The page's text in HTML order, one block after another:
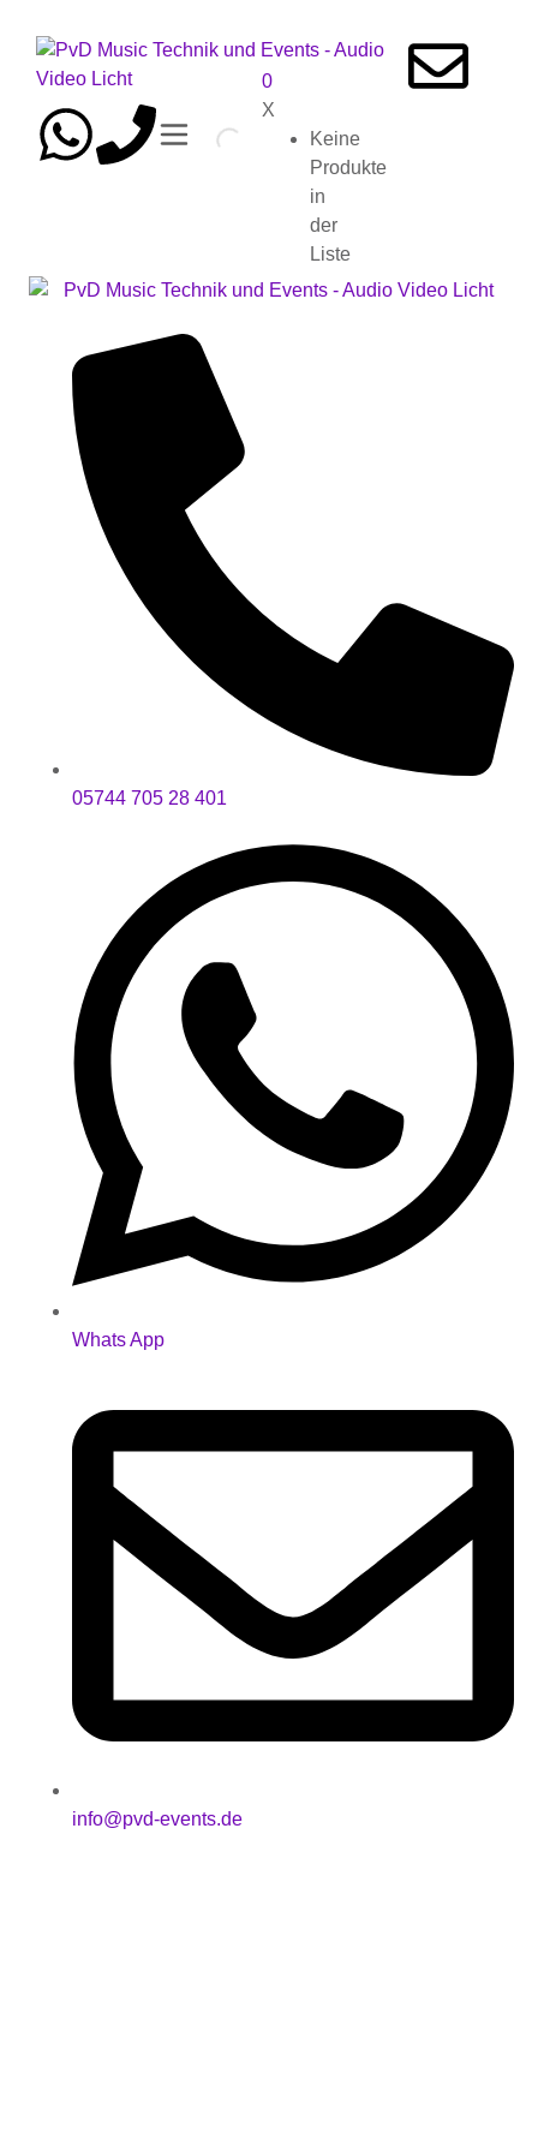
0
X
Keine
Produkte
in
der
Liste
05744 705 28 401
Whats App
info@pvd-events.de